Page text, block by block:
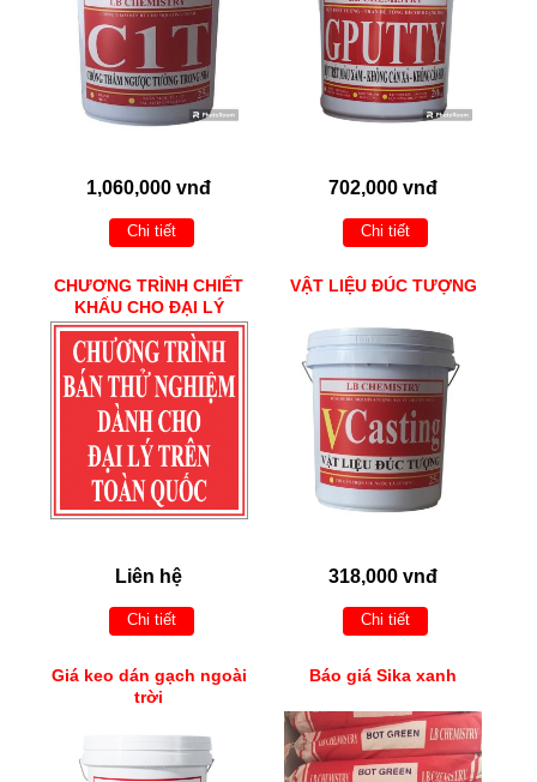
1,060,000 vnđ
Chi tiết
702,000 vnđ
Chi tiết
CHƯƠNG TRÌNH CHIẾT
KHẤU CHO ĐẠI LÝ
Liên hệ
Chi tiết
VẬT LIỆU ĐÚC TƯỢNG
318,000 vnđ
Chi tiết
Giá keo dán gạch ngoài
trời
Báo giá Sika xanh